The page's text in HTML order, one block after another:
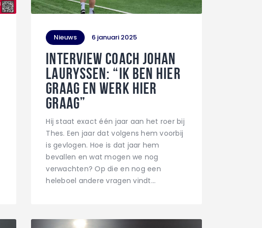
Nieuws 6 januari 2025
Interview coach Johan
Lauryssen: “Ik ben hier
graag en werk hier
graag”
Hij staat exact één jaar aan het roer bij
Thes. Een jaar dat volgens hem voorbij
is gevlogen. Hoe is dat jaar hem
bevallen en wat mogen we nog
verwachten? Op die en nog een
heleboel andere vragen vindt…